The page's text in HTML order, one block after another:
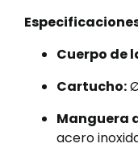
Cuerpo de
Cartucho:
Manguera
acero